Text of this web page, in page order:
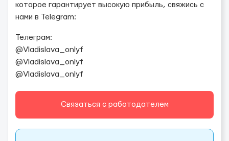
которое гарантирует высокую прибыль, свяжись с
нами в Telegram:
Телеграм:
@Vladislava_onlyf
@Vladislava_onlyf
@Vladislava_onlyf
Связаться с работодателем